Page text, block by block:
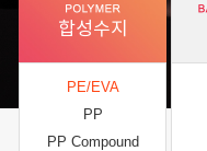
합성수지
PE/EVA
PP
PP Compound